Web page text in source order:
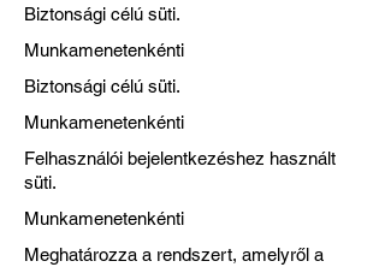
Biztonsági célú süti.
Munkamenetenkénti
Biztonsági célú süti.
Munkamenetenkénti
Felhasználói bejelentkezéshez használt
süti.
Munkamenetenkénti
Meghatározza a rendszert, amelyről a